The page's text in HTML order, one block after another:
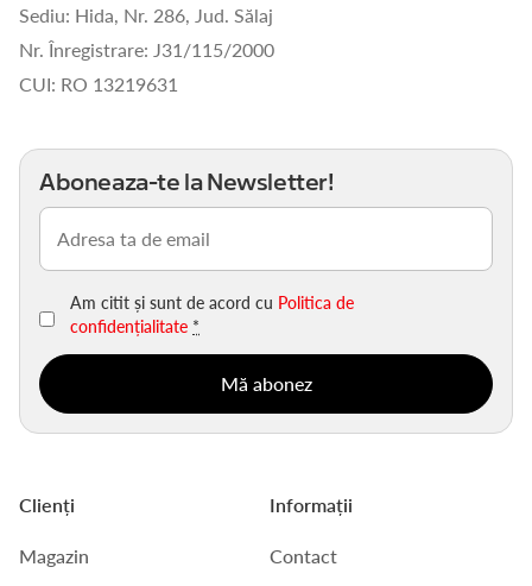
Sediu: Hida, Nr. 286, Jud. Sălaj
Nr. Înregistrare: J31/115/2000
CUI: RO 13219631
Aboneaza-te la Newsletter!
Email
(Obligatoriu)
Am citit și sunt de acord cu Politica de
confidențialitate *
Clienți
Magazin
Informații
Contact